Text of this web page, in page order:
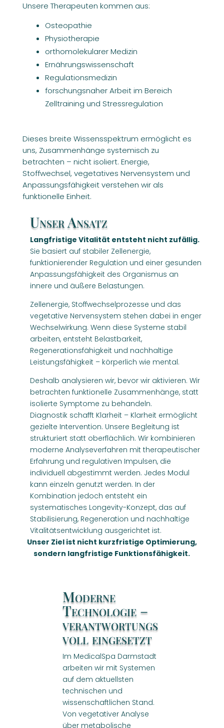
Unsere Therapeuten kommen aus:
Osteopathie
Physiotherapie
orthomolekularer Medizin
Ernährungswissenschaft
Regulationsmedizin
forschungsnaher Arbeit im Bereich
Zelltraining und Stressregulation
Dieses breite Wissensspektrum ermöglicht es
uns, Zusammenhänge systemisch zu
betrachten – nicht isoliert. Energie,
Stoffwechsel, vegetatives Nervensystem und
Anpassungsfähigkeit verstehen wir als
funktionelle Einheit.
Unser Ansatz
Langfristige Vitalität entsteht nicht zufällig.
Sie basiert auf stabiler Zellenergie,
funktionierender Regulation und einer gesunden
Anpassungsfähigkeit des Organismus an
innere und äußere Belastungen.
Zellenergie, Stoffwechselprozesse und das
vegetative Nervensystem stehen dabei in enger
Wechselwirkung. Wenn diese Systeme stabil
arbeiten, entsteht Belastbarkeit,
Regenerationsfähigkeit und nachhaltige
Leistungsfähigkeit – körperlich wie mental.
Deshalb analysieren wir, bevor wir aktivieren. Wir
betrachten funktionelle Zusammenhänge, statt
isolierte Symptome zu behandeln.
Diagnostik schafft Klarheit – Klarheit ermöglicht
gezielte Intervention. Unsere Begleitung ist
strukturiert statt oberflächlich. Wir kombinieren
moderne Analyseverfahren mit therapeutischer
Erfahrung und regulativen Impulsen, die
individuell abgestimmt werden. Jedes Modul
kann einzeln genutzt werden. In der
Kombination jedoch entsteht ein
systematisches Longevity-Konzept, das auf
Stabilisierung, Regeneration und nachhaltige
Vitalitätsentwicklung ausgerichtet ist.
Unser Ziel ist nicht kurzfristige Optimierung,
sondern langfristige Funktionsfähigkeit.
Moderne
Technologie –
verantwortungs
voll eingesetzt
Im MedicalSpa Darmstadt
arbeiten wir mit Systemen
auf dem aktuellsten
technischen und
wissenschaftlichen Stand.
Von vegetativer Analyse
über metabolische